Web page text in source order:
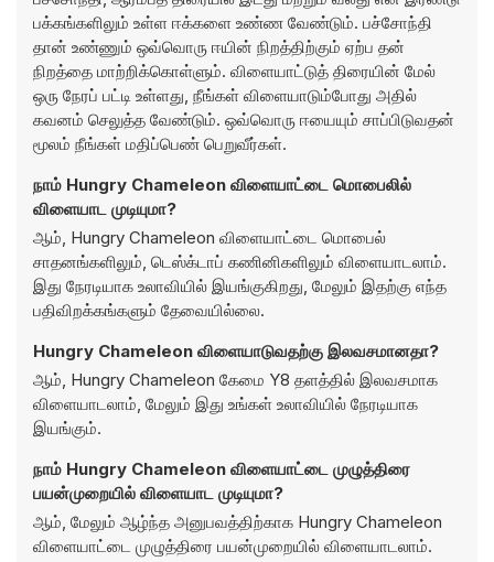
பக்கங்களிலும் உள்ள ஈக்களை உண்ண வேண்டும். பச்சோந்தி
தான் உண்ணும் ஒவ்வொரு ஈயின் நிறத்திற்கும் ஏற்ப தன்
நிறத்தை மாற்றிக்கொள்ளும். விளையாட்டுத் திரையின் மேல்
ஒரு நேரப் பட்டி உள்ளது, நீங்கள் விளையாடும்போது அதில்
கவனம் செலுத்த வேண்டும். ஒவ்வொரு ஈயையும் சாப்பிடுவதன்
மூலம் நீங்கள் மதிப்பெண் பெறுவீர்கள்.
நாம் Hungry Chameleon விளையாட்டை மொபைலில்
விளையாட முடியுமா?
ஆம், Hungry Chameleon விளையாட்டை மொபைல்
சாதனங்களிலும், டெஸ்க்டாப் கணினிகளிலும் விளையாடலாம்.
இது நேரடியாக உலாவியில் இயங்குகிறது, மேலும் இதற்கு எந்த
பதிவிறக்கங்களும் தேவையில்லை.
Hungry Chameleon விளையாடுவதற்கு இலவசமானதா?
ஆம், Hungry Chameleon கேமை Y8 தளத்தில் இலவசமாக
விளையாடலாம், மேலும் இது உங்கள் உலாவியில் நேரடியாக
இயங்கும்.
நாம் Hungry Chameleon விளையாட்டை முழுத்திரை
பயன்முறையில் விளையாட முடியுமா?
ஆம், மேலும் ஆழ்ந்த அனுபவத்திற்காக Hungry Chameleon
விளையாட்டை முழுத்திரை பயன்முறையில் விளையாடலாம்.